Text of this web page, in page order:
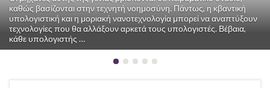
καθώς βασίζονται στην τεχνητή νοημοσύνη. Πάντως, η κβαντική
υπολογιστική και η μοριακή νανοτεχνολογία μπορεί να αναπτύξουν
τεχνολογίες που θα αλλάξουν αρκετά τους υπολογιστές. Βέβαια,
κάθε υπολογιστής …